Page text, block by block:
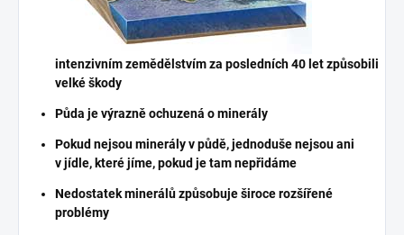
intenzivním zemědělstvím za posledních 40 let způsobili
velké škody
Půda je výrazně ochuzená o minerály
Pokud nejsou minerály v půdě, jednoduše nejsou ani
v jídle, které jíme, pokud je tam nepřidáme
Nedostatek minerálů způsobuje široce rozšířené
problémy